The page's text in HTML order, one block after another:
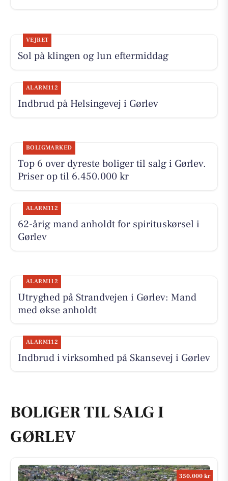
VEJRET
Sol på klingen og lun eftermiddag
ALARM112
Indbrud på Helsingevej i Gørlev
BOLIGMARKED
Top 6 over dyreste boliger til salg i Gørlev.
Priser op til 6.450.000 kr
ALARM112
62-årig mand anholdt for spirituskørsel i
Gørlev
ALARM112
Utryghed på Strandvejen i Gørlev: Mand
med økse anholdt
ALARM112
Indbrud i virksomhed på Skansevej i Gørlev
BOLIGER TIL SALG I
GØRLEV
350.000 kr